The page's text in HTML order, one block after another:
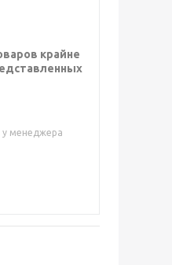
крайне
у менеджера